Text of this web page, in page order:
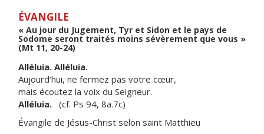
ÉVANGILE
« Au jour du Jugement, Tyr et Sidon et le pays de
Sodome seront traités moins sévèrement que vous »
(Mt 11, 20-24)
Alléluia. Alléluia.
Aujourd’hui, ne fermez pas votre cœur,
mais écoutez la voix du Seigneur.
Alléluia. (cf. Ps 94, 8a.7c)
Évangile de Jésus-Christ selon saint Matthieu